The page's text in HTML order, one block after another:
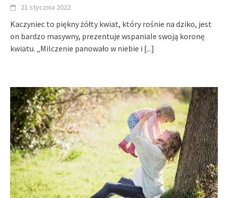
21 stycznia 2022
Kaczyniec to piękny żółty kwiat, który rośnie na dziko, jest
on bardzo masywny, prezentuje wspaniale swoją koronę
kwiatu. „Milczenie panowało w niebie i [...]